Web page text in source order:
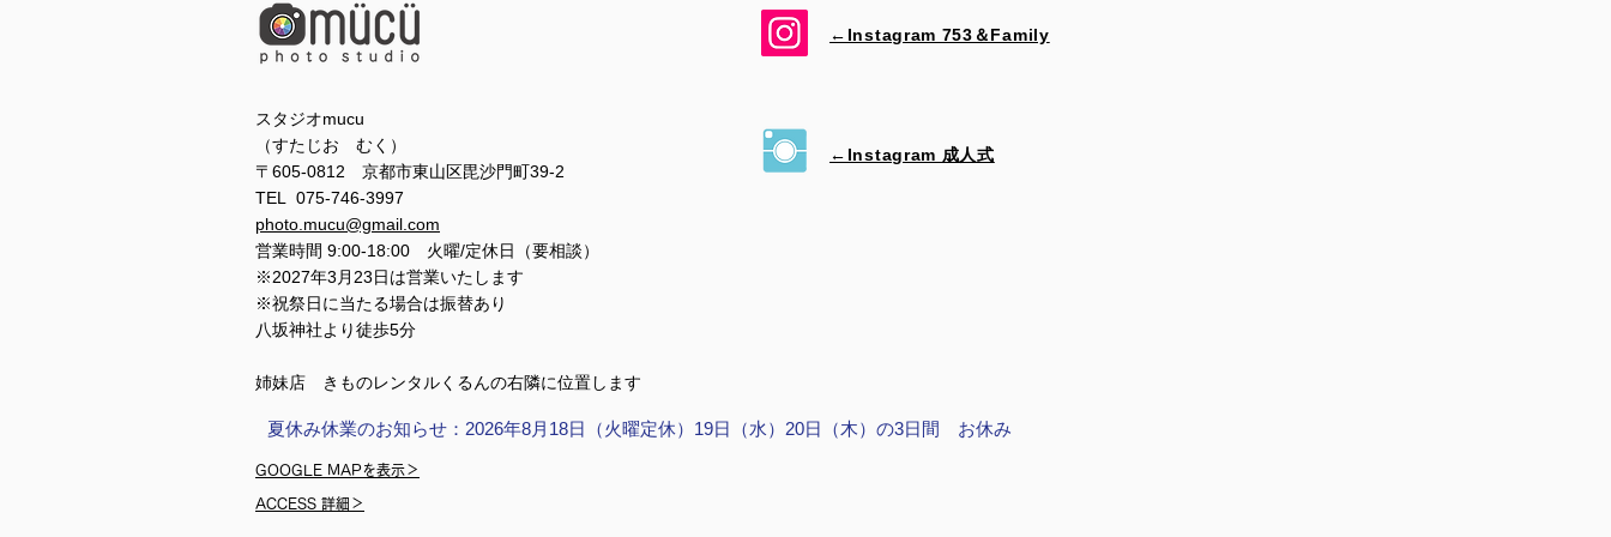
←Instagram 753＆​Family
スタジオmucu
（すたじお むく）
〒605-0812 京都市東山区毘沙門町39-2
TEL 075-746-3997
photo.mucu@gmail.com
営業時間 9:00-18:00 火曜/定休日（要相談）
※2027年3月23日は営業いたします
※祝祭日に当たる場合は振替あり
​​八坂神社より徒歩5分
姉妹店 きものレンタルくるんの右隣に位置します
←Instagram 成人式
夏休み休業のお知らせ：2026年8月18日（火曜定休）19日（水）20日（木）の3日間 お休み
GOOGLE MAPを表示＞
ACCESS 詳細＞